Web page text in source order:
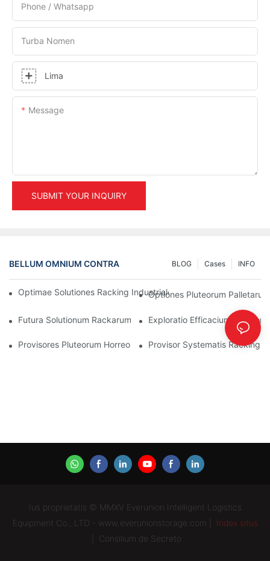
Phone / Whatsapp
Turba Nomen
Lima
Message
SUBMIT YOUR INQUIRY
BELLUM OMNIUM CONTRA INFO
Cases
BLOG
Optimae Solutiones Racking Industriales Ad Efficacem
Optiones Pluteorum
Futura Solutionum Rackarum Palletarum: Tendentiae Et
Exploratio Efficacium
Provisores Pluteorum Horreorum: Quid Quaerendum Est
Provisor Systematis Racking:
Ius proprietatis © MMXV Everunion Intelligent Logistics
Equipment Co., LTD - www.everunionstorage.com |
Index situs
Consilium de Secreto